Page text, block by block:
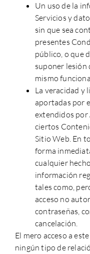
Un uso de la
Servicios y
sin que sea
presentes
público, o que
suponer lesión
mismo
La veracidad y
aportadas por
extendidos por
ciertos
Sitio Web. En
forma
cualquier
información
tales como,
acceso no
contraseñas,
cancelación.
El mero acceso a
ningún tipo de